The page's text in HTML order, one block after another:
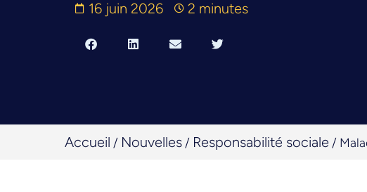
16 juin 2026 2 minutes
Accueil / Nouvelles / Responsabilité sociale /